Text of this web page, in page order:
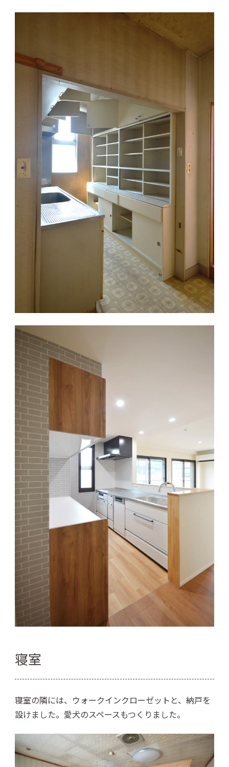
寝室
寝室の隣には、ウォークインクローゼットと、納戸を
設けました。愛犬のスペースもつくりました。